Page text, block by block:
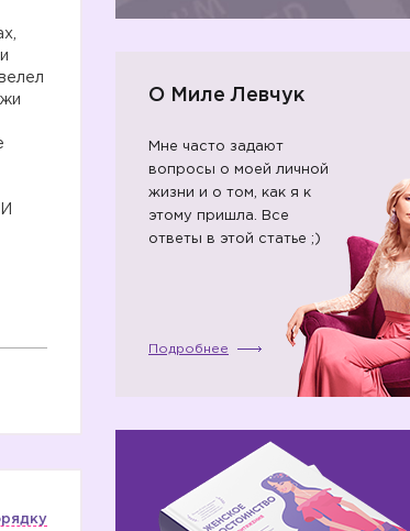
О Миле Левчук
Мне часто задают
вопросы о моей личной
жизни и о том, как я к
этому пришла. Все
ответы в этой статье ;)
Подробнее